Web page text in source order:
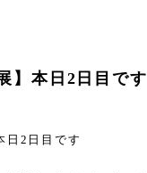
】本日2日目です
日 2 日目です